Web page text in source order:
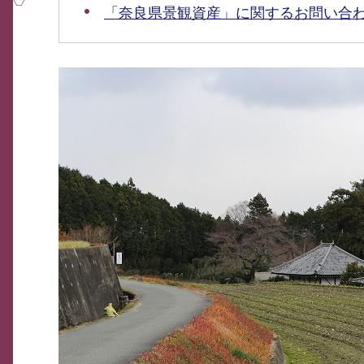
「奈良県景観資産」に関するお問い合